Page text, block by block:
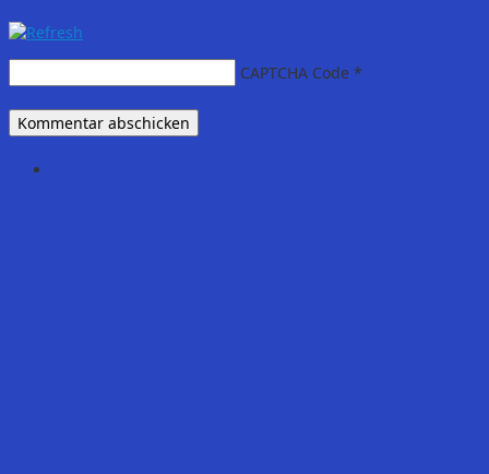
CAPTCHA Code *